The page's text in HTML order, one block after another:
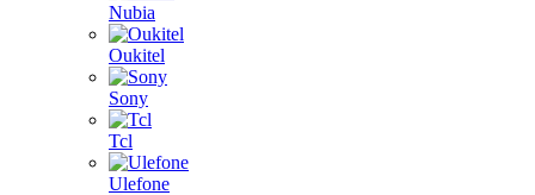
Nubia
Oukitel
Sony
Tcl
Ulefone